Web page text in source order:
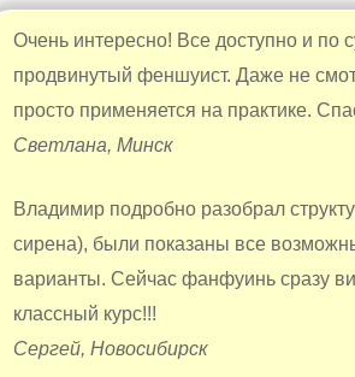
Очень интересно! Все доступно и по
продвинутый феншуист. Даже не
просто применяется на практике.
Светлана, Минск
Владимир подробно разобрал
сирена), были показаны все
варианты. Сейчас фанфуинь сразу
классный курс!!!
Сергей, Новосибирск